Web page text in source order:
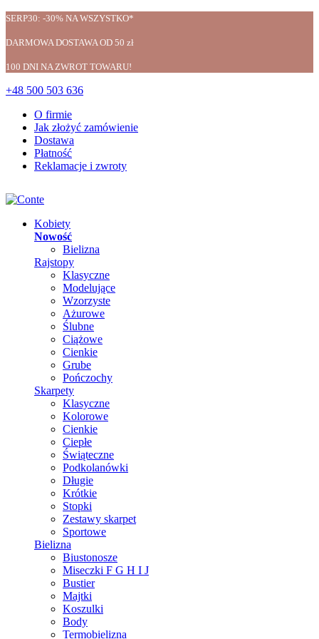
SERP30: -30% NA WSZYSTKO*
DARMOWA DOSTAWA OD 50 zł
100 DNI NA ZWROT TOWARU!
+48 500 503 636
O firmie
Jak złożyć zamówienie
Dostawa
Płatność
Reklamacje i zwroty
Kobiety
Nowość
Bielizna
Rajstopy
Klasyczne
Modelujące
Wzorzyste
Ażurowe
Ślubne
Ciążowe
Cienkie
Grube
Pończochy
Skarpety
Klasyczne
Kolorowe
Cienkie
Ciepłe
Świąteczne
Podkolanówki
Długie
Krótkie
Stopki
Zestawy skarpet
Sportowe
Bielizna
Biustonosze
Miseczki F G H I J
Bustier
Majtki
Koszulki
Body
Termobielizna